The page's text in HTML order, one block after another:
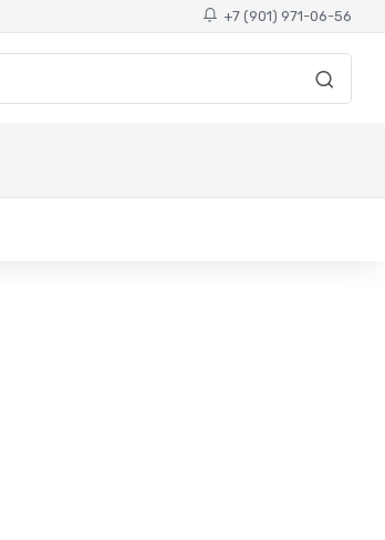
+7 (901) 971-06-56